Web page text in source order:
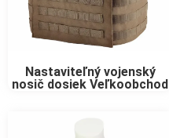
Nastaviteľný vojenský
nosič dosiek Veľkoobchod